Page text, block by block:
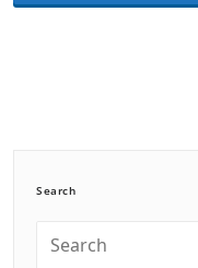
Search